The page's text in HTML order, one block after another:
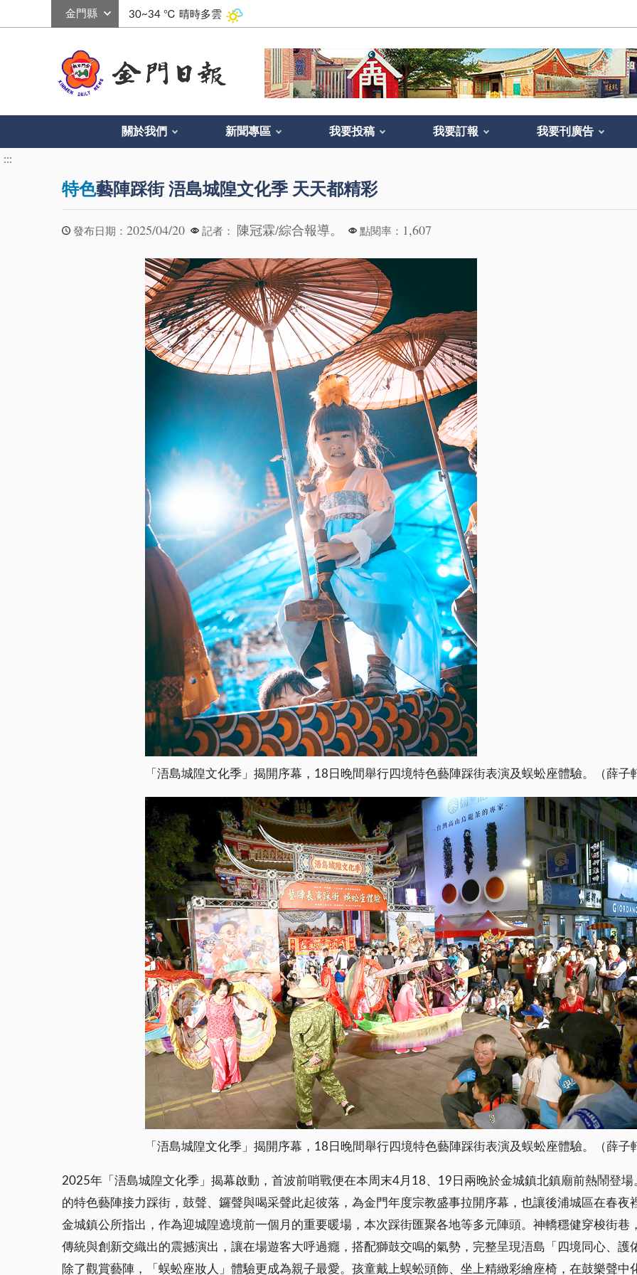
30~34 ℃ 晴時多雲
關於我們 新聞專區 我要投稿 我要訂報 我要刊廣告
:::
特色藝陣踩街 浯島城隍文化季 天天都精彩
發布日期： 2025/04/20 記者： 陳冠霖/綜合報導。 點閱率： 1,607
「浯島城隍文化季」揭開序幕，18日晚間舉行四境特色藝陣踩街表演及蜈蚣座體驗。（薛子
「浯島城隍文化季」揭開序幕，18日晚間舉行四境特色藝陣踩街表演及蜈蚣座體驗。（薛子
2025年「浯島城隍文化季」揭幕啟動，首波前哨戰便在本周末4月18、19日兩晚於金城鎮北鎮廟前熱鬧登
的特色藝陣接力踩街，鼓聲、鑼聲與喝采聲此起彼落，為金門年度宗教盛事拉開序幕，也讓後浦城區在春夜
金城鎮公所指出，作為迎城隍遶境前一個月的重要暖場，本次踩街匯聚各地等多元陣頭。神轎穩健穿梭街
傳統與創新交織出的震撼演出，讓在場遊客大呼過癮，搭配獅鼓交鳴的氣勢，完整呈現浯島「四境同心、護
除了觀賞藝陣，「蜈蚣座妝人」體驗更成為親子最愛。孩童戴上蜈蚣頭飾、坐上精緻彩繪座椅，在鼓樂聲